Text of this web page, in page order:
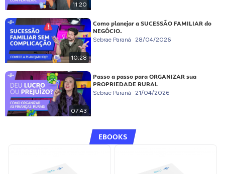
11:20
10:28
Como planejar a SUCESSÃO FAMILIAR do
NEGÓCIO.
Sebrae Paraná 28/04/2026
07:43
Passo a passo para ORGANIZAR sua
PROPRIEDADE RURAL
Sebrae Paraná 21/04/2026
EBOOKS